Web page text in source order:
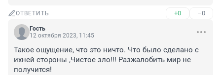
ОТВЕТИТЬ +0 –0
Гость
12 октября 2023, 11:45
Такое ощущение, что это ничто. Что было сделано с
ихней стороны ,Чистое зло!!! Разжалобить мир не
получится!